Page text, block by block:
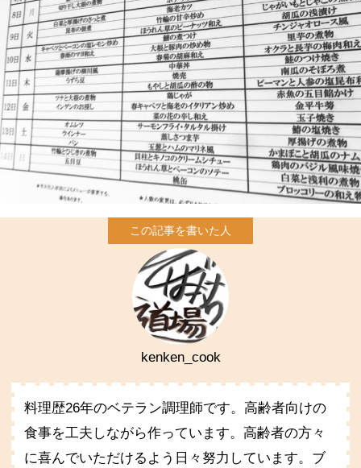
kenken_cook
料理歴26年のベテラン調理師です。高齢者向けの
食事を工夫しながら作っています。高齢者の方々
に喜んでいただけるよう日々努力しています。ブ